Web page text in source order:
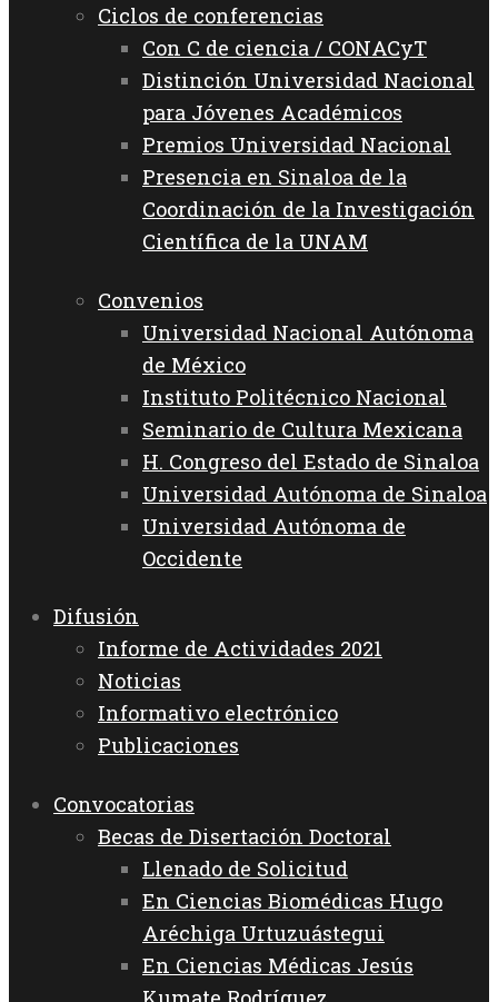
Ciclos de conferencias
Con C de ciencia / CONACyT
Distinción Universidad Nacional
para Jóvenes Académicos
Premios Universidad Nacional
Presencia en Sinaloa de la
Coordinación de la Investigación
Científica de la UNAM
Convenios
Universidad Nacional Autónoma
de México
Instituto Politécnico Nacional
Seminario de Cultura Mexicana
H. Congreso del Estado de Sinaloa
Universidad Autónoma de Sinaloa
Universidad Autónoma de
Occidente
Difusión
Informe de Actividades 2021
Noticias
Informativo electrónico
Publicaciones
Convocatorias
Becas de Disertación Doctoral
Llenado de Solicitud
En Ciencias Biomédicas Hugo
Aréchiga Urtuzuástegui
En Ciencias Médicas Jesús